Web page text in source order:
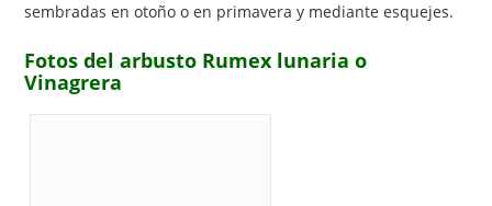
sembradas en otoño o en primavera y mediante esquejes.
Fotos del arbusto Rumex lunaria o
Vinagrera